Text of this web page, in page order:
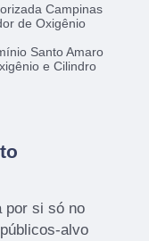
Campinas
de Oxigênio
Santo Amaro
e Cilindro
por si só no
alvo